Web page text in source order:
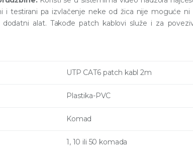
i testirani pa izvlačenje neke od žica nije moguće ni
alat. Takođe patch kablovi služe i za
UTP CAT6 patch kabl 2m
Plastika-PVC
Komad
1, 10 ili 50 komada